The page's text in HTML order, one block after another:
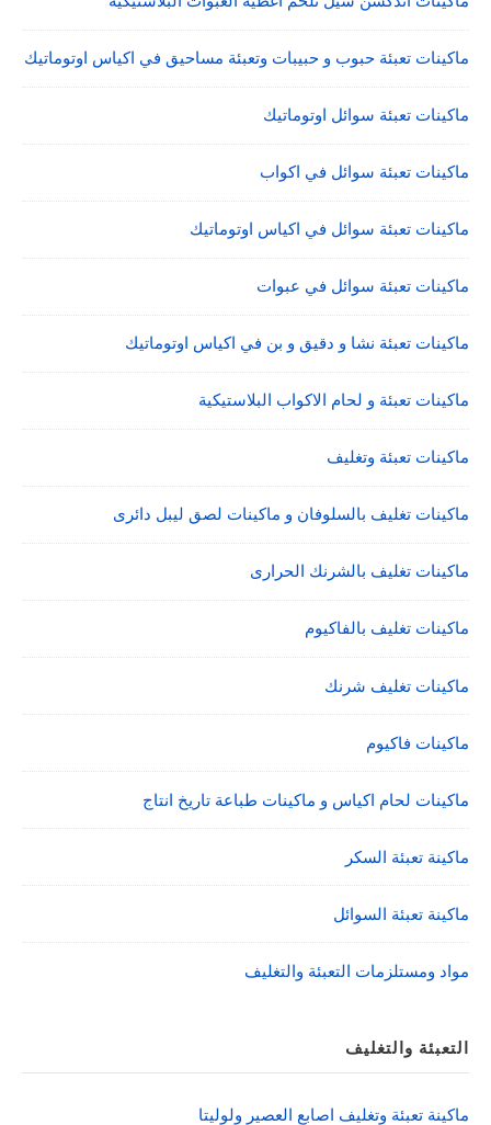
ماكينات تعبئة حبوب و حبيبات وتعبئة مساحيق في اكياس اوتوماتيك
ماكينات تعبئة سوائل اوتوماتيك
ماكينات تعبئة سوائل في اكواب
ماكينات تعبئة سوائل في اكياس اوتوماتيك
ماكينات تعبئة سوائل في عبوات
ماكينات تعبئة نشا و دقيق و بن في اكياس اوتوماتيك
ماكينات تعبئة و لحام الاكواب البلاستيكية
ماكينات تعبئة وتغليف
ماكينات تغليف بالسلوفان و ماكينات لصق ليبل دائرى
ماكينات تغليف بالشرنك الحرارى
ماكينات تغليف بالفاكيوم
ماكينات تغليف شرنك
ماكينات فاكيوم
ماكينات لحام اكياس و ماكينات طباعة تاريخ انتاج
ماكينة تعبئة السكر
ماكينة تعبئة السوائل
مواد ومستلزمات التعبئة والتغليف
التعبئة والتغليف
ماكينة تعبئة وتغليف اصابع العصير ولوليتا